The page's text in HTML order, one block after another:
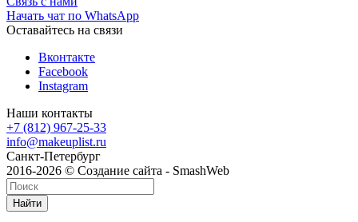
Начать чат по WhatsApp
Оставайтесь на связи
Вконтакте
Facebook
Instagram
Наши контакты
+7 (812) 967-25-33
info@makeuplist.ru
Санкт-Петербург
2016-2026 © Создание сайта - SmashWeb
Найти